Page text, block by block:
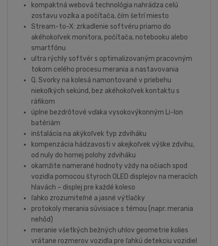
kompaktná webová technológia nahrádza celú
zostavu vozíka a počítača, čím šetrí miesto
Stream-to-X: zrkadlenie softvéru priamo do
akéhokoľvek monitora, počítača, notebooku alebo
smartfónu
ultra rýchly softvér s optimalizovaným pracovným
tokom celého procesu merania a nastavovania
Q. Svorky na kolesá namontované v priebehu
niekoľkých sekúnd, bez akéhokoľvek kontaktu s
ráfikom
úplne bezdrôtové vďaka vysokovýkonným Li-Ion
batériám
inštalácia na akýkoľvek typ zdviháku
kompenzácia hádzavosti v akejkoľvek výške zdvihu,
od nuly do hornej polohy zdviháku
okamžite namerané hodnoty vždy na očiach spod
vozidla pomocou štyroch OLED displejov na meracích
hlavách – displej pre každé koleso
ľahko zrozumiteľné a jasné výtlačky
protokoly merania súvisiace s témou (napr. merania
nehôd)
meranie všetkých bežných uhlov geometrie kolies
vrátane rozmerov vozidla pre ľahkú detekciu vozidiel